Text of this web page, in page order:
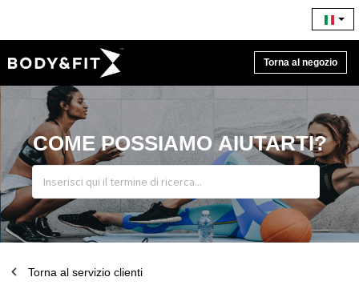
Torna al negozio
COME POSSIAMO AIUTARTI?
Torna al servizio clienti